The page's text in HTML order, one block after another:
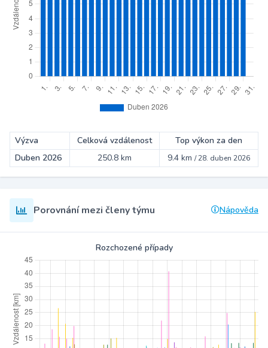
Výzva Celková vzdálenost
Top výkon za den
Duben 2026
250.8 km 9.4 km /28. duben 2026
Porovnání mezi členy týmu Nápověda
Rozchozené případy